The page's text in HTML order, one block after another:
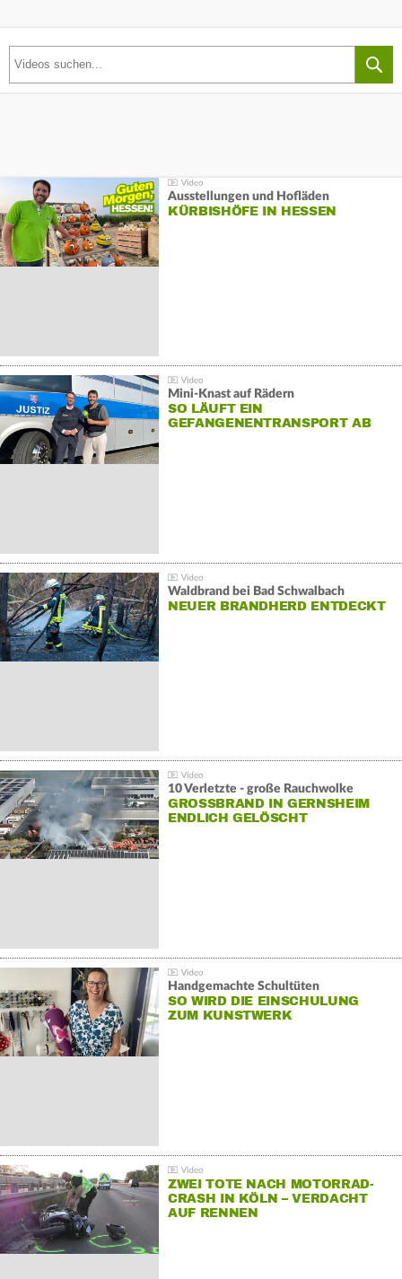
Ausstellungen und Hofläden
KÜRBISHÖFE IN HESSEN
Mini-Knast auf Rädern
SO LÄUFT EIN
GEFANGENENTRANSPORT AB
Waldbrand bei Bad Schwalbach
NEUER BRANDHERD ENTDECKT
10 Verletzte - große Rauchwolke
GROSSBRAND IN GERNSHEIM E
NDLICH GELÖSCHT
Handgemachte Schultüten
SO WIRD DIE EINSCHULUNG
ZUM KUNSTWERK
ZWEI TOTE NACH MOTORRAD-
CRASH IN KÖLN – VERDACHT
AUF RENNEN